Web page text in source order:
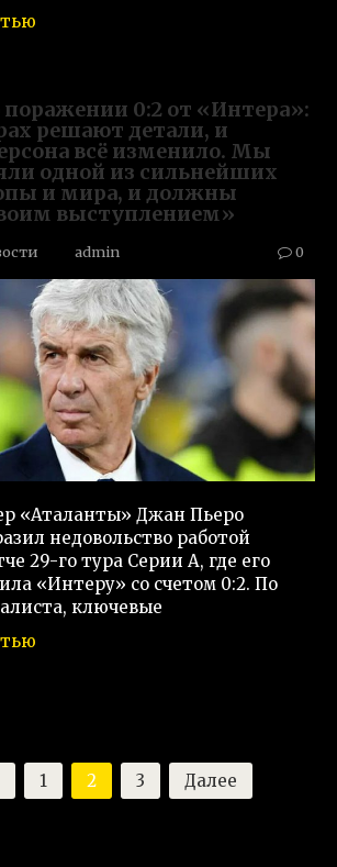
поражении 0:2 от «Интера»:
решают детали, и
всё изменило. Мы
одной из сильнейших
и мира, и должны
выступлением»
admin 0
«Аталанты» Джан Пьеро
недовольство работой
29-го тура Серии А, где его
«Интеру» со счетом 0:2. По
ключевые
1 2 3 Далее